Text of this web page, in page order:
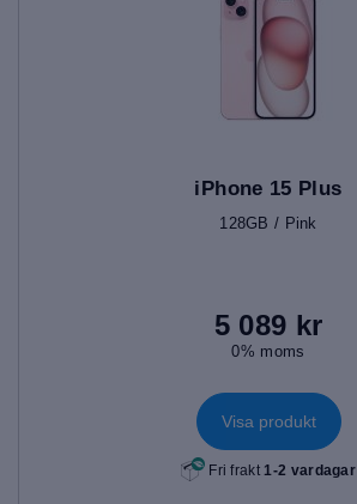
iPhone 15 Plus
128GB / Pink
5 089 kr
0% moms
Visa produkt
Fri frakt1-2 vardagar